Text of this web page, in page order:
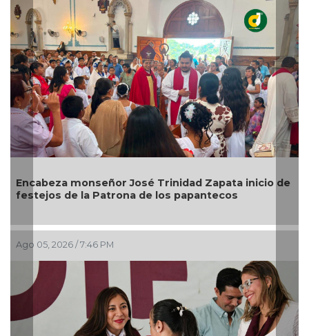
monseñor José Trinidad Zapata inicio de
de la Patrona de los papantecos
2026 / 7:46 PM